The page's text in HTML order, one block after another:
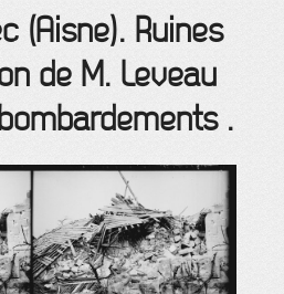
(Aisne). Ruines
de M. Leveau
.